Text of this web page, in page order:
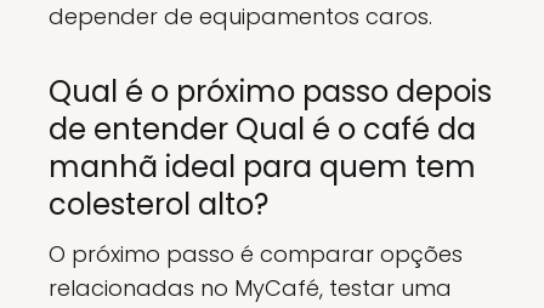
depender de equipamentos caros.
Qual é o próximo passo depois
de entender Qual é o café da
manhã ideal para quem tem
colesterol alto?
O próximo passo é comparar opções
relacionadas no MyCafé, testar uma